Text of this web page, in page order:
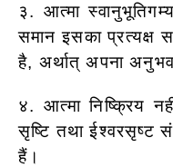
३. आत्मा
समान इसका प्रत्यक्ष
है, अर्थात् अपना
४. आत्मा निष्क्रिय
सृष्टि तथा ईश्वरसृष्ट
हैं।